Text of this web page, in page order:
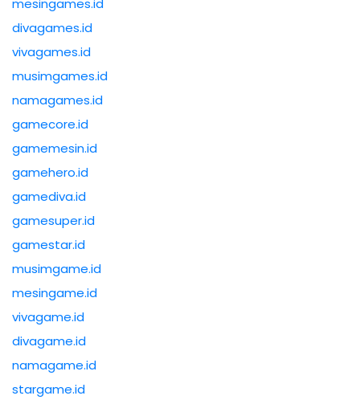
mesingames.id
divagames.id
vivagames.id
musimgames.id
namagames.id
gamecore.id
gamemesin.id
gamehero.id
gamediva.id
gamesuper.id
gamestar.id
musimgame.id
mesingame.id
vivagame.id
divagame.id
namagame.id
stargame.id